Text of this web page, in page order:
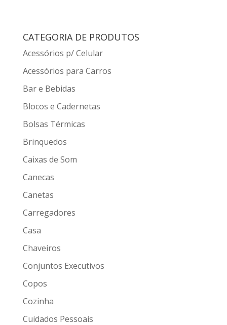
CATEGORIA DE PRODUTOS
Acessórios p/ Celular
Acessórios para Carros
Bar e Bebidas
Blocos e Cadernetas
Bolsas Térmicas
Brinquedos
Caixas de Som
Canecas
Canetas
Carregadores
Casa
Chaveiros
Conjuntos Executivos
Copos
Cozinha
Cuidados Pessoais